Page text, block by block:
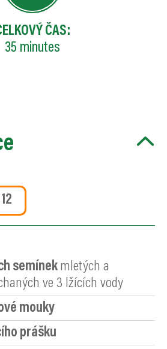
ČAS:
35 minutes
semínek mletých a
ve 3 lžících vody
mouky
prášku